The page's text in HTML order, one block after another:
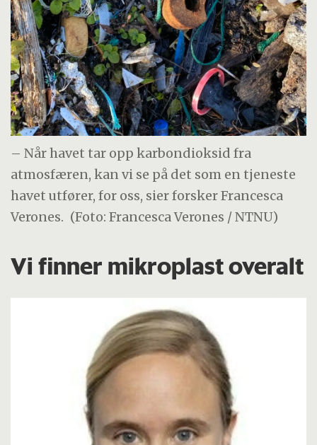
– Når havet tar opp karbondioksid fra
atmosfæren, kan vi se på det som en tjeneste
havet utfører, for oss, sier forsker Francesca
Verones. (Foto: Francesca Verones / NTNU)
Vi finner mikroplast overalt